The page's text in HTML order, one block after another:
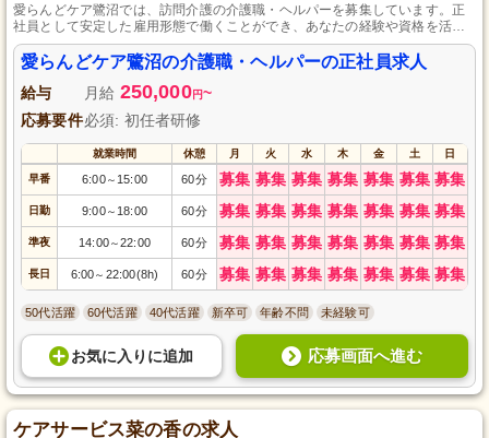
愛らんどケア鷺沼では、訪問介護の介護職・ヘルパーを募集しています。正
社員として安定した雇用形態で働くことができ、あなたの経験や資格を活か
して、利用者の方々に温かいケアを提供することができます。地域に根ざし
たサポートを一緒に行いませんか。興味のある方のご応募を心よりお待ちし
ております。
愛らんどケア鷺沼の介護職・ヘルパーの正社員求人
給与 月給 250,000円~
応募要件必須: 初任者研修
就業時間 休憩 月 火 水 木 金 土 日
早番 6:00～ 15:00 60分 募集 募集 募集 募集 募集 募集 募集
日勤 9:00～ 18:00 60分 募集 募集 募集 募集 募集 募集 募集
準夜 14:00～22:00 60分 募集 募集 募集 募集 募集 募集 募集
長日 6:00～ 22:00(8h) 60分 募集 募集 募集 募集 募集 募集 募集
50代活躍 60代活躍 40代活躍 新卒可 年齢不問 未経験可
お気に入り に追加 応募画面へ進む
ケアサービス菜の香の求人